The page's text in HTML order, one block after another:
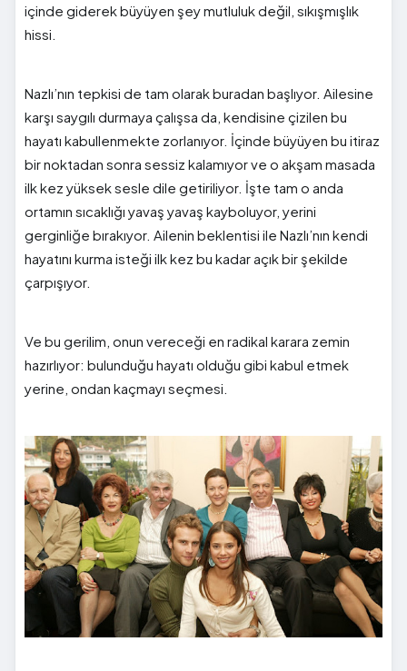
içinde giderek büyüyen şey mutluluk değil, sıkışmışlık
hissi.
Nazlı’nın tepkisi de tam olarak buradan başlıyor. Ailesine
karşı saygılı durmaya çalışsa da, kendisine çizilen bu
hayatı kabullenmekte zorlanıyor. İçinde büyüyen bu itiraz
bir noktadan sonra sessiz kalamıyor ve o akşam masada
ilk kez yüksek sesle dile getiriliyor. İşte tam o anda
ortamın sıcaklığı yavaş yavaş kayboluyor, yerini
gerginliğe bırakıyor. Ailenin beklentisi ile Nazlı’nın kendi
hayatını kurma isteği ilk kez bu kadar açık bir şekilde
çarpışıyor.
Ve bu gerilim, onun vereceği en radikal karara zemin
hazırlıyor: bulunduğu hayatı olduğu gibi kabul etmek
yerine, ondan kaçmayı seçmesi.